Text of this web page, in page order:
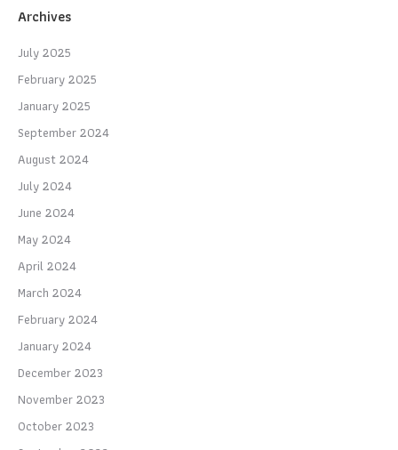
Archives
July 2025
February 2025
January 2025
September 2024
August 2024
July 2024
June 2024
May 2024
April 2024
March 2024
February 2024
January 2024
December 2023
November 2023
October 2023